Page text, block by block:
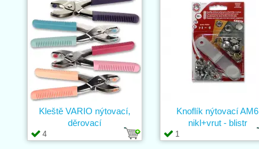
4
Kleště VARIO nýtovací,
děrovací
1
Knoflík nýtovací AM6
nikl+vrut - blistr